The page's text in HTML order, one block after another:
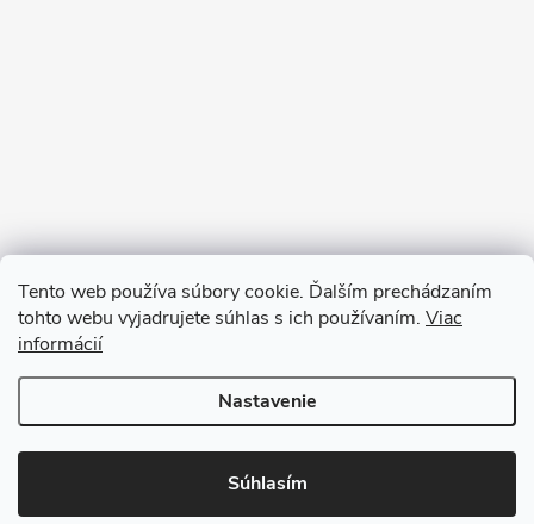
Tento web používa súbory cookie. Ďalším prechádzaním
tohto webu vyjadrujete súhlas s ich používaním. Viac
informácií
Nastavenie
Súhlasím
Copyright 2026Ratanea.sk. Všetky práva vyhradené.Upraviť nastavenie
cookies